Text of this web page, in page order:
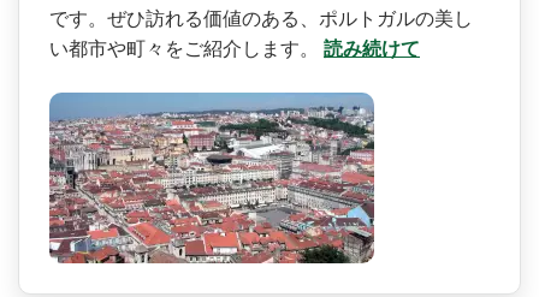
です。ぜひ訪れる価値のある、ポルトガル­の美し
い都市や町々をご紹介します。 読み続けて